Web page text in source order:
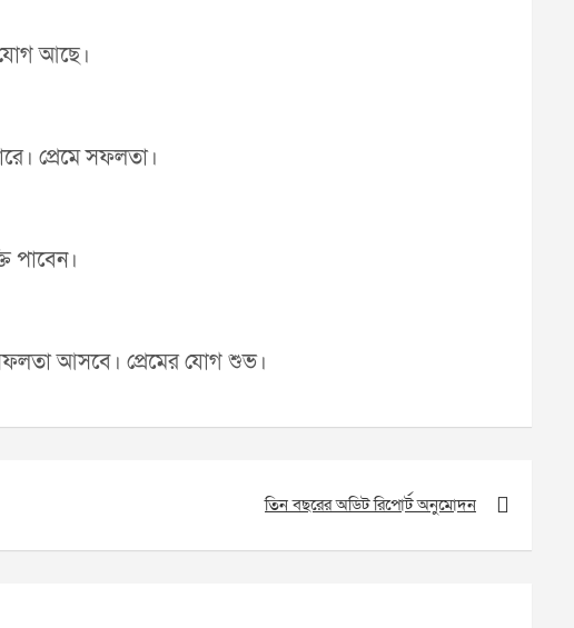
আছে।
প্রেমে সফলতা।
পাবেন।
সফলতা আসবে। প্রেমের যোগ শুভ।
তিন বছরের অডিট রিপোর্ট অনুমোদন